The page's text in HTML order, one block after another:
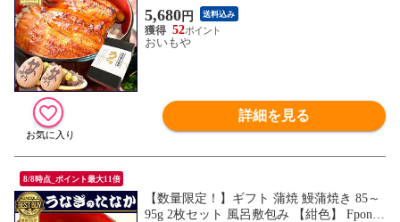
【どら焼きセット・黒化粧箱入り】pon2 送
料無料 ※ご指定日にお届け
5,680円 送料込み
52
おいもや
詳細を見る
8/8時点_ポイント最大11倍
【数量限定！】ギフト 蒲焼 鰻蒲焼き 85～
95g 2枚セット 風呂敷包み 【紺色】 Fpon2